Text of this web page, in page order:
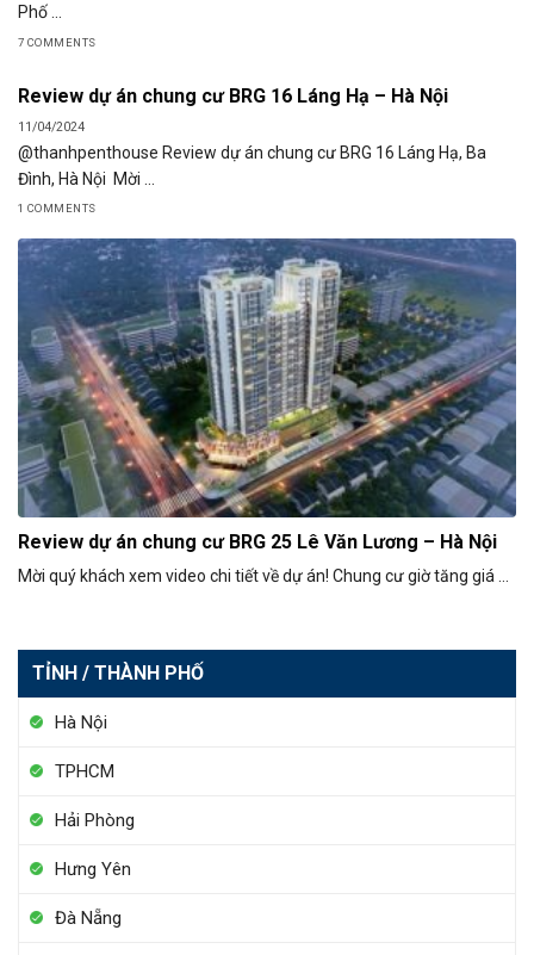
TỈNH / THÀNH PHỐ
Hà Nội
TPHCM
Hải Phòng
Hưng Yên
Đà Nẵng
Phố ...
7 COMMENTS
Review dự án chung cư BRG 16 Láng Hạ – Hà Nội
11/04/2024
@thanhpenthouse Review dự án chung cư BRG 16 Láng Hạ, Ba
Đình, Hà Nội Mời ...
1 COMMENTS
Review dự án chung cư BRG 25 Lê Văn Lương – Hà Nội
Mời quý khách xem video chi tiết về dự án! Chung cư giờ tăng giá ...